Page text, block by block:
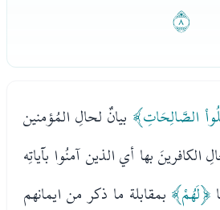
ﮞ
الصَّالِحَاتِ﴾ بيانٌ لحالِ المُؤمنين
الكافرينَ بها أي الذين آمنُوا بآياتِه
﴿لَهُمْ﴾ بمقابلة ما ذكر من ايمانهم